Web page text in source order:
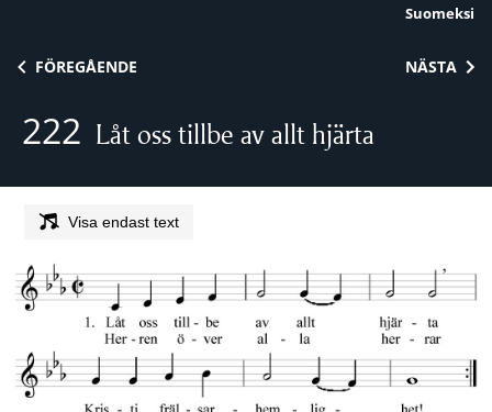
Suomeksi
FÖREGÅENDE NÄSTA
222 Låt oss tillbe av allt hjärta
Visa endast text